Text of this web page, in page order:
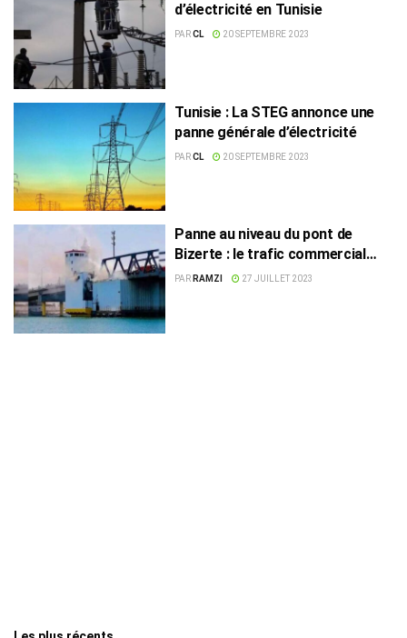
d’électricité en Tunisie
PARCL 20 SEPTEMBRE 2023
Tunisie : La STEG annonce une
panne générale d’électricité
PARCL 20 SEPTEMBRE 2023
Panne au niveau du pont de
Bizerte : le trafic commercial
redirigé vers d’autres ports
PAR RAMZI 27 JUILLET 2023